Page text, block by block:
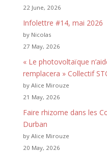
22 June, 2026
Infolettre #14, mai 2026
by Nicolas
27 May, 2026
« Le photovoltaïque
remplacera » Collectif
by Alice Mirouze
21 May, 2026
Faire rhizome dans les
Durban
by Alice Mirouze
20 May, 2026